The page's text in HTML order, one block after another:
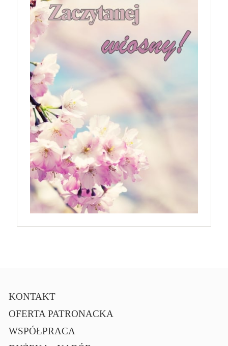
KONTAKT
OFERTA PATRONACKA
WSPÓŁPRACA